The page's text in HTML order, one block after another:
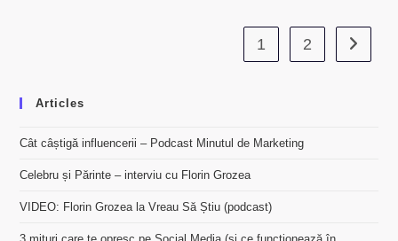
1 2 Go to
Articles
Cât câștigă influencerii – Podcast Minutul de Marketing
Celebru și Părinte – interviu cu Florin Grozea
VIDEO: Florin Grozea la Vreau Să Știu (podcast)